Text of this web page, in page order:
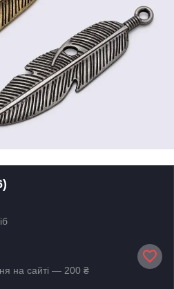
на сайті — 200 ₴